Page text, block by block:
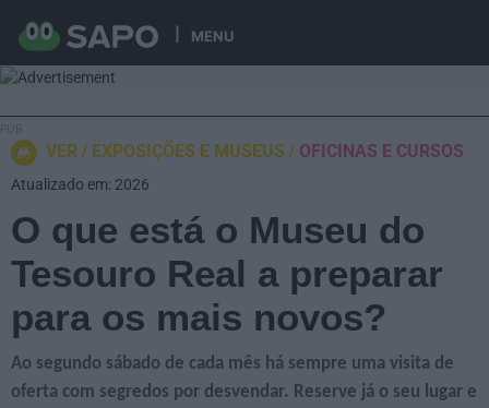
MENU
VER EXPOSIÇÕES E MUSEUS OFICINAS E CURSOS
O que está o Museu do
Tesouro Real a preparar
para os mais novos?
Ao segundo sábado de cada mês há sempre uma visita de
oferta com segredos por desvendar. Reserve já o seu lugar e
Atualizado em: 2026